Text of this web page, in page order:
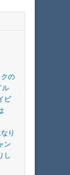
の
ル
ビ
り
ン
し